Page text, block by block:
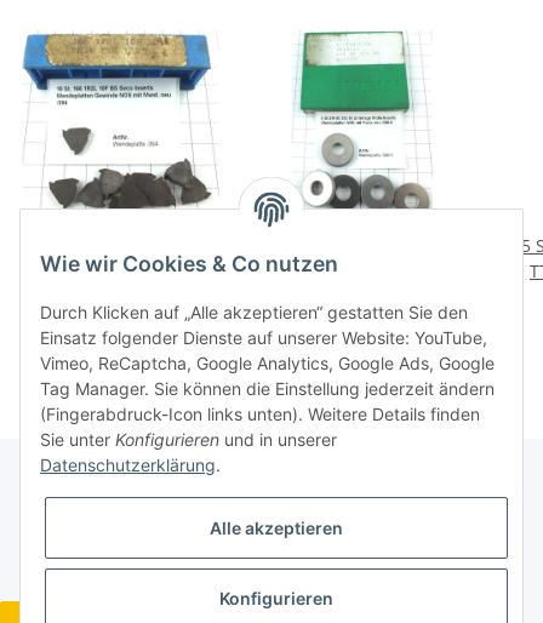
Seco Inserts
NOS . neu /394
Unterlage Widia Inserts
/390-5
5
Gesetzliche Informationen
Wie wir Cookies & Co nutzen
Durch Klicken auf „Alle akzeptieren“ gestatten Sie den
Einsatz folgender Dienste auf unserer Website: YouTube,
Vimeo, ReCaptcha, Google Analytics, Google Ads, Google
Tag Manager. Sie können die Einstellung jederzeit ändern
(Fingerabdruck-Icon links unten). Weitere Details finden
Sie unter Konfigurieren und in unserer
Datenschutzerklärung.
Alle akzeptieren
Konfigurieren